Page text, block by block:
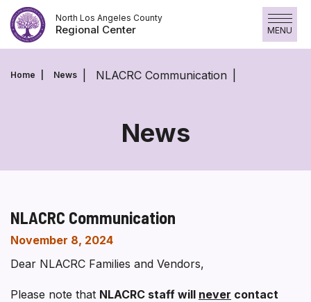
Skip
to
content
North Los Angeles County
Regional Center MENU
Home News NLACRC Communication
News
NLACRC Communication
November 8, 2024
Dear NLACRC Families and Vendors,
Please note that NLACRC staff will never contact